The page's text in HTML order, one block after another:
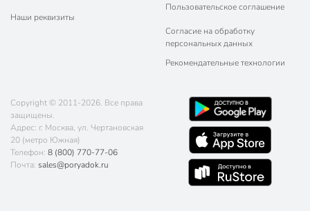
Наши реквизиты
Пользовательское соглашение
Согласие на обработку
персональных данных
Рекомендательные технологии
Copyright © 2011-2026. Все права
защищены.
Адрес: г. Москва, ул. Чертановская
20 (метро Южная)
Телефон: 8 (800) 770-77-06
Почта: sales@poryadok.ru